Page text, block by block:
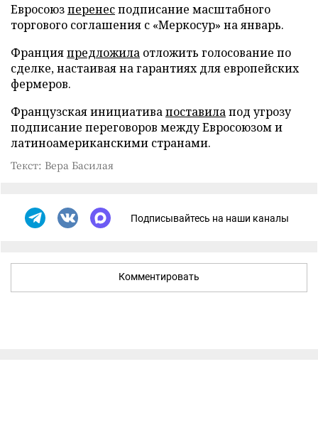
Евросоюзперенесподписание масштабного
торгового соглашения с «Меркосур» на январь.
Францияпредложила отложить голосование по
сделке, настаивая на гарантиях для европейских
фермеров.
Французская инициативапоставилапод угрозу
подписание переговоров между Евросоюзом и
латиноамериканскими странами.
Текст: Вера Басилая
Подписывайтесь на наши каналы
Комментировать